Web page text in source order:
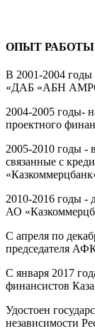
ОПЫТ
В 2001-2004
«ДАБ «АБН
2004-2005 годы-
проектного
2005-2010 годы -
связанные с
2010-2016 годы -
АО
С апреля по
председателя
С января 2017
финансистов
Удостоен
независимости